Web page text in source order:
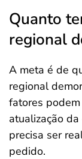
Quanto
regional
A meta é de
regional
fatores
atualização
precisa ser
pedido.